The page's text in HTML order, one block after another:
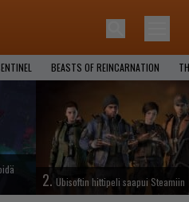
BEASTS OF REINCARNATION
2. Ubisoftin hittipeli saapui Steamiin